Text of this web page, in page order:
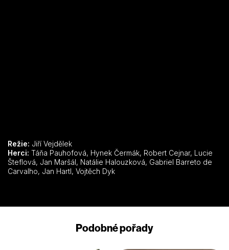
Režie: Jiří Vejdělek
Herci:
Šteflová, Jan Maršál, Natálie Halouzková, Gabriel Barreto de
Carvalho, Jan Hartl, Vojtěch Dyk
Podobné pořady